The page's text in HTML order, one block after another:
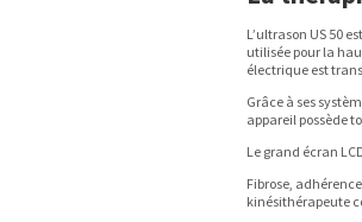
L’ultrason US 50
utilisée pour la
électrique est
Grâce à ses
appareil possède
Le grand écran
Fibrose,
kinésithérapeute